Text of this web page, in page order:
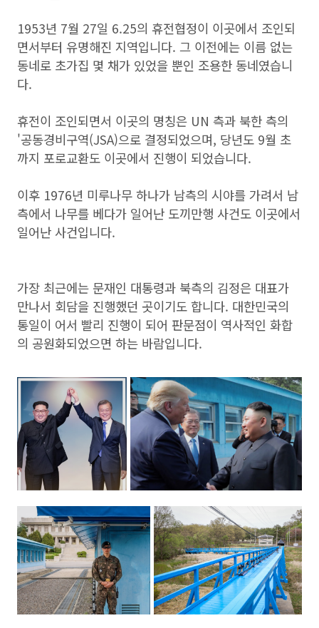
1953년 7월 27일 6.25의 휴전협정이 이곳에서 조인되
면서부터 유명해진 지역입니다. 그 이전에는 이름 없는
동네로 초가집 몇 채가 있었을 뿐인 조용한 동네였습니
다.
휴전이 조인되면서 이곳의 명칭은 UN 측과 북한 측의
'공동경비구역(JSA)으로 결정되었으며, 당년도 9월 초
까지 포로교환도 이곳에서 진행이 되었습니다.
이후 1976년 미루나무 하나가 남측의 시야를 가려서 남
측에서 나무를 베다가 일어난 도끼만행 사건도 이곳에서
일어난 사건입니다.
가장 최근에는 문재인 대통령과 북측의 김정은 대표가
만나서 회담을 진행했던 곳이기도 합니다. 대한민국의
통일이 어서 빨리 진행이 되어 판문점이 역사적인 화합
의 공원화되었으면 하는 바람입니다.